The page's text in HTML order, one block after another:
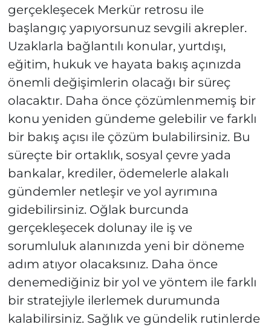
gerçekleşecek Merkür retrosu ile
başlangıç yapıyorsunuz sevgili akrepler.
Uzaklarla bağlantılı konular, yurtdışı,
eğitim, hukuk ve hayata bakış açınızda
önemli değişimlerin olacağı bir süreç
olacaktır. Daha önce çözümlenmemiş bir
konu yeniden gündeme gelebilir ve farklı
bir bakış açısı ile çözüm bulabilirsiniz. Bu
süreçte bir ortaklık, sosyal çevre yada
bankalar, krediler, ödemelerle alakalı
gündemler netleşir ve yol ayrımına
gidebilirsiniz. Oğlak burcunda
gerçekleşecek dolunay ile iş ve
sorumluluk alanınızda yeni bir döneme
adım atıyor olacaksınız. Daha önce
denemediğiniz bir yol ve yöntem ile farklı
bir stratejiyle ilerlemek durumunda
kalabilirsiniz. Sağlık ve gündelik rutinlerde